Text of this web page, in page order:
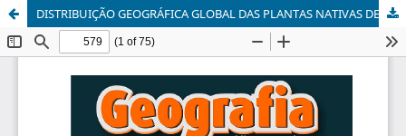
DISTRIBUIÇÃO GEOGRÁFICA GLOBAL DAS PLANTAS NATIVAS DE PORTUGAL COM COMPORTAMENTO INVASOR NO MUNDO